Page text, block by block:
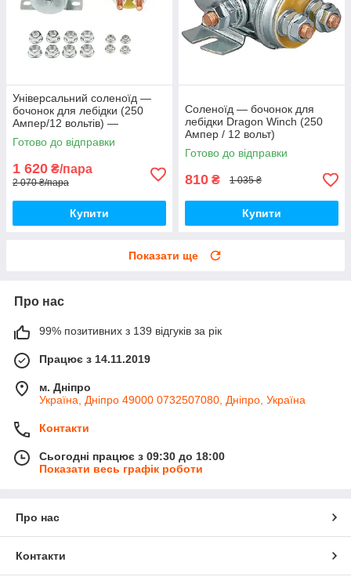
Універсальний соленоїд —
бочонок для лебідки (250
Ампер/12 вольтів) —
комплект 2 штуки
Готово до відправки
1 620 ₴/пара
2 070 ₴/пара
Купити
Соленоїд — бочонок для
лебідки Dragon Winch (250
Ампер / 12 вольт)
Готово до відправки
810 ₴ 1 035 ₴
Купити
Показати ще
Про нас
99% позитивних з 139 відгуків за рік
Працює з 14.11.2019
м. Дніпро
Україна, Дніпро 49000 0732507080, Дніпро, Україна
Контакти
Сьогодні працює з 09:30 до 18:00
Показати весь графік роботи
Про нас
Контакти